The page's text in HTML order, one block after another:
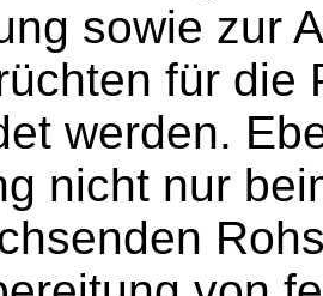
sowie zur
für die
werden.
nicht nur